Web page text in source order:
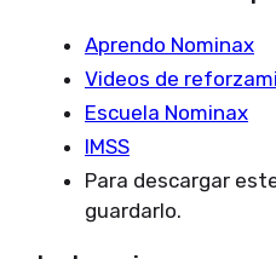
Aprendo Nominax
Videos de
Escuela Nominax
IMSS
Para descargar
guardarlo.